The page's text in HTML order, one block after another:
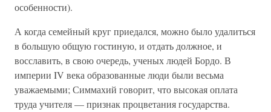
особенности).
А когда семейный круг приедался, можно было удалиться
в большую общую гостиную, и отдать должное, и
восславить, в свою очередь, ученых людей Бордо. В
империи IV века образованные люди были весьма
уважаемыми; Симмахий говорит, что высокая оплата
труда учителя — признак процветания государства.